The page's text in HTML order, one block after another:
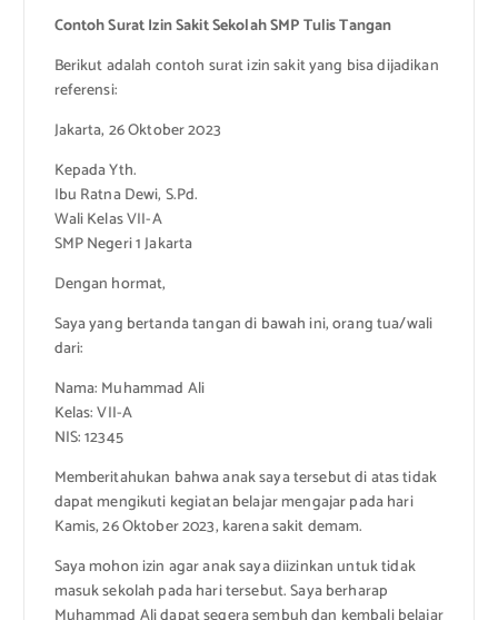
Contoh Surat Izin Sakit Sekolah SMP Tulis Tangan
Berikut adalah contoh surat izin sakit yang bisa dijadikan
referensi:
Jakarta, 26 Oktober 2023
Kepada Yth.
Ibu Ratna Dewi, S.Pd.
Wali Kelas VII-A
SMP Negeri 1 Jakarta
Dengan hormat,
Saya yang bertanda tangan di bawah ini, orang tua/wali
dari:
Nama: Muhammad Ali
Kelas: VII-A
NIS: 12345
Memberitahukan bahwa anak saya tersebut di atas tidak
dapat mengikuti kegiatan belajar mengajar pada hari
Kamis, 26 Oktober 2023, karena sakit demam.
Saya mohon izin agar anak saya diizinkan untuk tidak
masuk sekolah pada hari tersebut. Saya berharap